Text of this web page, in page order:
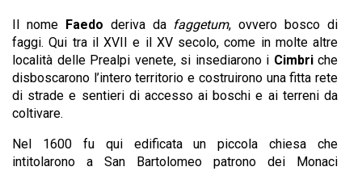
Il nome Faedo deriva da faggetum, ovvero bosco di
faggi. Qui tra il XVII e il XV secolo, come in molte altre
località delle Prealpi venete, si insediarono i Cimbriche
disboscarono l’intero territorio e costruirono una fitta rete
di strade e sentieri di accesso ai boschi e ai terreni da
coltivare.
Nel 1600 fu qui edificata un piccola chiesa che
intitolarono a San Bartolomeo patrono dei Monaci